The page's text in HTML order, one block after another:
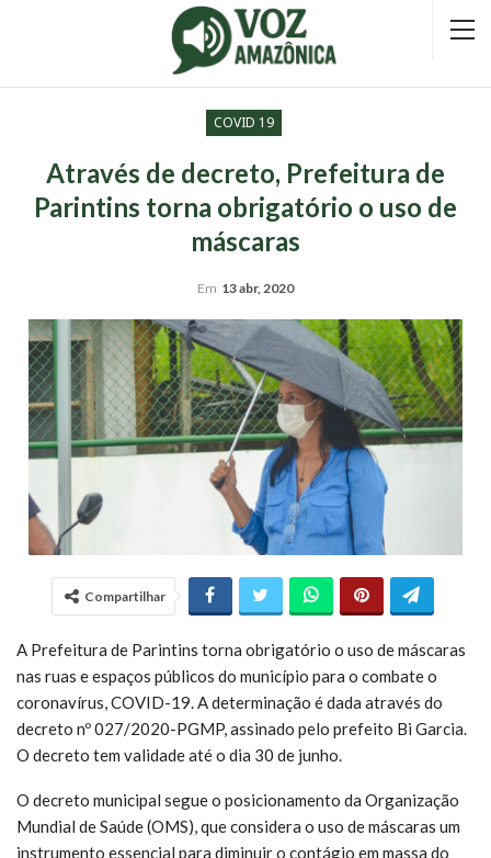
COVID 19
Através de decreto, Prefeitura de
Parintins torna obrigatório o uso de
máscaras
Em 13 abr, 2020
Compartilhar
A Prefeitura de Parintins torna obrigatório o uso de máscaras
nas ruas e espaços públicos do município para o combate o
coronavírus, COVID-19. A determinação é dada através do
decreto nº 027/2020-PGMP, assinado pelo prefeito Bi Garcia.
O decreto tem validade até o dia 30 de junho.
O decreto municipal segue o posicionamento da Organização
Mundial de Saúde (OMS), que considera o uso de máscaras um
instrumento essencial para diminuir o contágio em massa do